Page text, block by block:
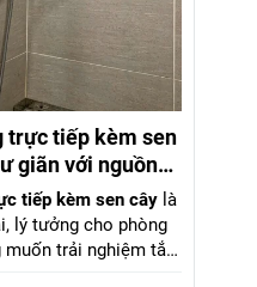
trực tiếp kèm sen
giãn với nguồn
áp lực ổn định
tiếp kèm sen cây là
lý tưởng cho phòng
trải nghiệm tắm